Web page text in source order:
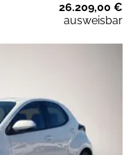
26.209,00 €
ausweisbar